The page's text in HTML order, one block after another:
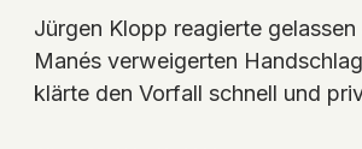
Jürgen Klopp reagierte
Manés verweigerten
klärte den Vorfall schnell und